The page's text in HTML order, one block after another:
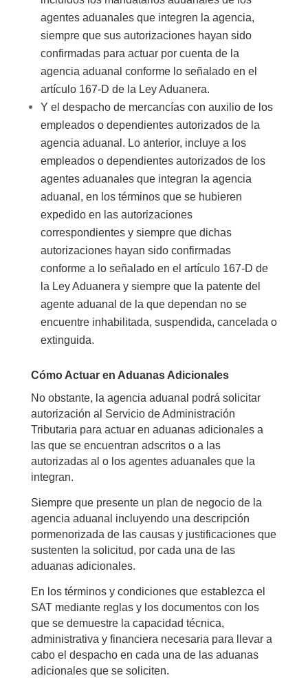
agentes aduanales que integren la agencia,
siempre que sus autorizaciones hayan sido
confirmadas para actuar por cuenta de la
agencia aduanal conforme lo señalado en el
artículo 167-D de la Ley Aduanera.
Y el despacho de mercancías con auxilio de los
empleados o dependientes autorizados de la
agencia aduanal. Lo anterior, incluye a los
empleados o dependientes autorizados de los
agentes aduanales que integran la agencia
aduanal, en los términos que se hubieren
expedido en las autorizaciones
correspondientes y siempre que dichas
autorizaciones hayan sido confirmadas
conforme a lo señalado en el artículo 167-D de
la Ley Aduanera y siempre que la patente del
agente aduanal de la que dependan no se
encuentre inhabilitada, suspendida, cancelada o
extinguida.
Cómo Actuar en Aduanas Adicionales
No obstante, la agencia aduanal podrá solicitar
autorización al Servicio de Administración
Tributaria para actuar en aduanas adicionales a
las que se encuentran adscritos o a las
autorizadas al o los agentes aduanales que la
integran.
Siempre que presente un plan de negocio de la
agencia aduanal incluyendo una descripción
pormenorizada de las causas y justificaciones que
sustenten la solicitud, por cada una de las
aduanas adicionales.
En los términos y condiciones que establezca el
SAT mediante reglas y los documentos con los
que se demuestre la capacidad técnica,
administrativa y financiera necesaria para llevar a
cabo el despacho en cada una de las aduanas
adicionales que se soliciten.